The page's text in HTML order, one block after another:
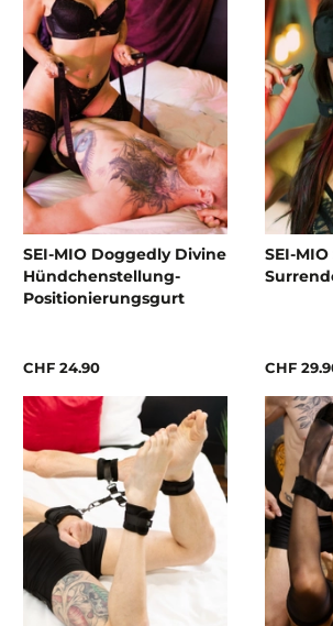
SEI-MIO Doggedly Divine
Hündchenstellung-
Positionierungsgurt
CHF 24.90
SEI-
CHF